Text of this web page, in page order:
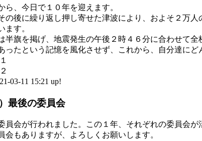
、今日で１０年を迎えます。
後に繰り返し押し寄せた津波により、およそ２万
ます。
旗を掲げ、地震発生の午後２時４６分に合わせて全
たという記憶を風化させず、これから、自分達にど
03-11 15:21 up!
最後の委員会
会が行われました。この１年、それぞれの委員会
会もありますが、よろしくお願いします。